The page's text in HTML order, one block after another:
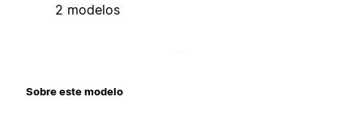
2 modelos
Sobre este modelo